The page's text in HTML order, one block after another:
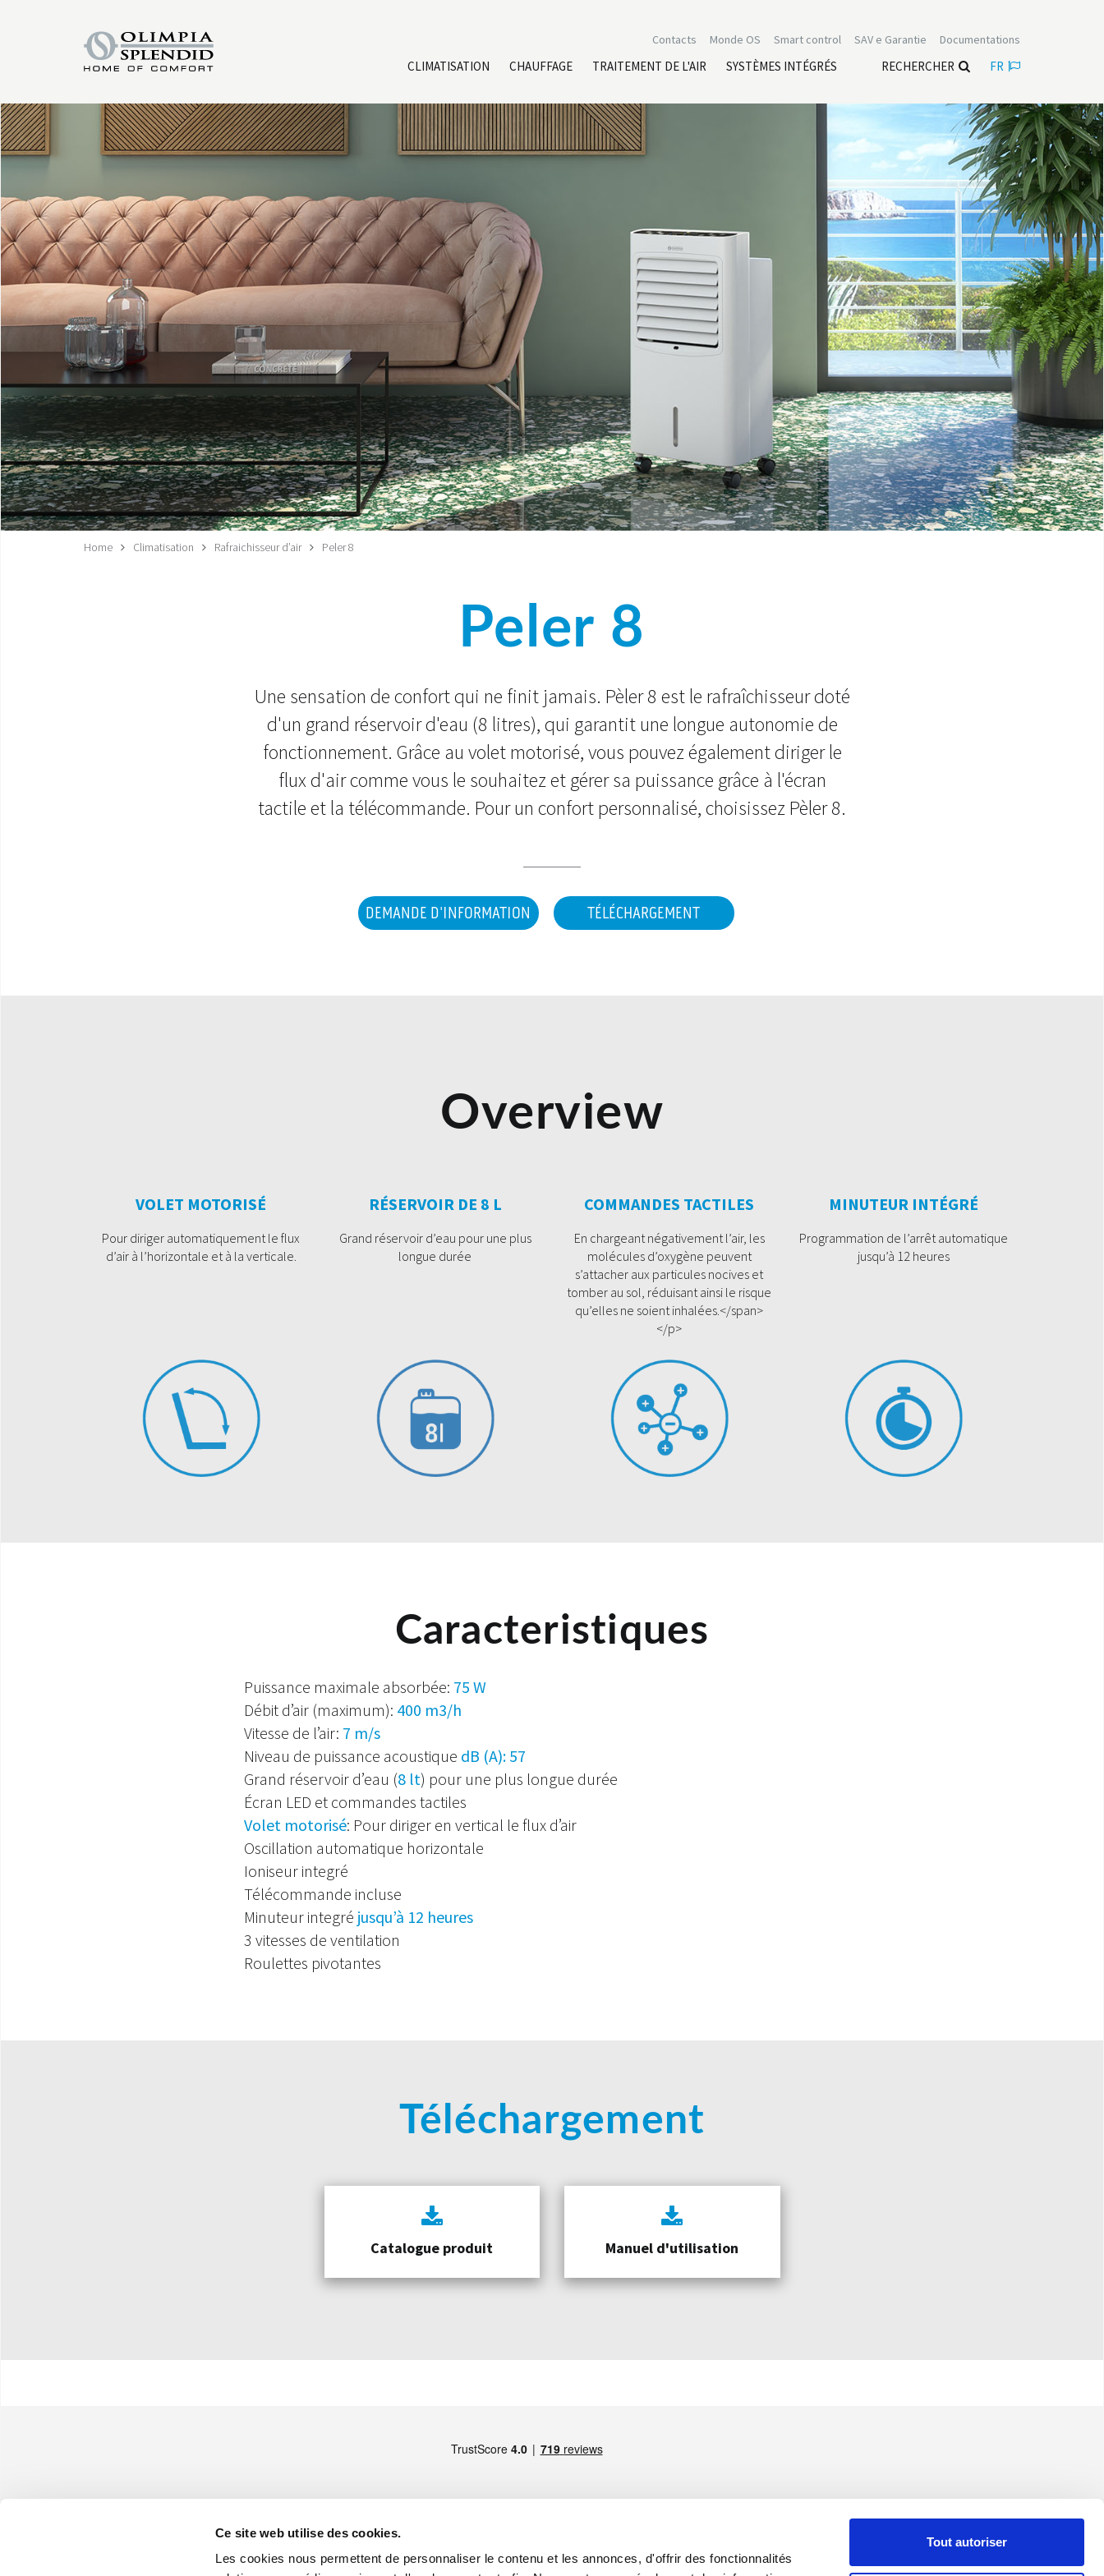
Ce site web utilise des cookies.
Les cookies nous permettent de personnaliser le contenu et les annonces, d'offrir des fonctionnalités
Tout autoriser
Documentations
SAV e Garantie
Smart control
Monde OS
Contacts
CLIMATISATION CHAUFFAGE TRAITEMENT DE L'AIR SYSTÈMES INTÉGRÉS RECHERCHER FR
Home Climatisation Rafraichisseur d’air Peler 8
Peler 8
Une sensation de confort qui ne finit jamais. Pèler 8 est le rafraîchisseur doté
d'un grand réservoir d'eau (8 litres), qui garantit une longue autonomie de
fonctionnement. Grâce au volet motorisé, vous pouvez également diriger le
flux d'air comme vous le souhaitez et gérer sa puissance grâce à l'écran
tactile et la télécommande. Pour un confort personnalisé, choisissez Pèler 8.
DEMANDE D'INFORMATION TÉLÉCHARGEMENT
Overview
VOLET MOTORISÉ
Pour diriger automatiquement le flux
d’air à l’horizontale et à la verticale.
RÉSERVOIR DE 8 L
Grand réservoir d’eau pour une plus
longue durée
COMMANDES TACTILES
En chargeant négativement l’air, les
molécules d’oxygène peuvent
s’attacher aux particules nocives et
tomber au sol, réduisant ainsi le risque
qu’elles ne soient inhalées.</span>
</p>
MINUTEUR INTÉGRÉ
Programmation de l’arrêt automatique
jusqu’à 12 heures
Caracteristiques
Puissance maximale absorbée: 75 W
Débit d’air (maximum): 400 m3/h
Vitesse de l’air: 7 m/s
Niveau de puissance acoustique dB (A): 57
Grand réservoir d’eau (8 lt) pour une plus longue durée
Écran LED et commandes tactiles
Volet motorisé: Pour diriger en vertical le flux d’air
Oscillation automatique horizontale
Ioniseur integré
Télécommande incluse
Minuteur integré jusqu’à 12 heures
3 vitesses de ventilation
Roulettes pivotantes
Téléchargement
Catalogue produit Manuel d'utilisation
Olimpia Splendid France S.A.R.L.
49bis avenue de l’Europe, Parc de la Malnoue - 77184 Émerainville Paris -
Maps MEMBRE DE